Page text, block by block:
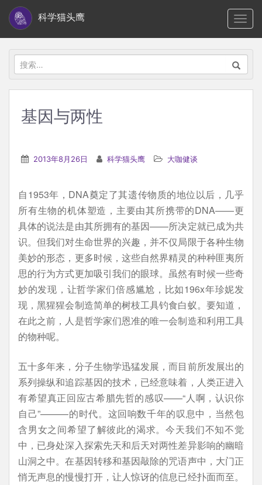
i
科学猫头鹰
搜
索：
基因与两性
2013年8月26日 科学猫头鹰 大咖健谈
自1953年，DNA奠定了其遗传物质的地位以后，几乎
所有生物的机体塑造，主要由其所携带的DNA——更
具体的说法是由其所拥有的基因——所决定就已成为共
识。但我们对生命世界的兴趣，并不仅局限于各种生物
美妙的形态，更多时候，这些自然界精灵的种种匪夷所
思的行为方式更加吸引我们的眼球。虽然有时候一些奇
妙的发现，让哲学家们倍感尴尬，比如196x年珍妮发
现，黑猩猩会制造简单的树枝工具钓食白蚁。要知道，
在此之前，人是哲学家们恩准的唯一会制造和利用工具
的物种呢。
五十多年来，分子生物学迅猛发展，而目前所发展出的
系列操纵和追踪基因的技术，已经意味着，人类正进入
有希望真正回应古希腊先哲的感叹——“人啊，认识你
自己”———的时代。这回响数千年的叹息中，当然包
含男女之间希望了解彼此的渴求。今天我们不知不觉
中，已身处深入探索先天和后天对两性差异影响的幽暗
山洞之中。在基因转移和基因敲除的咒语声中，大门正
悄无声息的慢慢打开，让人惊讶的信息已经扑面而至。